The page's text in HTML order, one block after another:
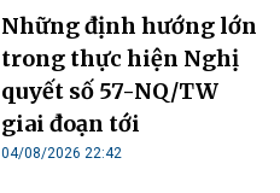
Những định hướng lớn
trong thực hiện Nghị
quyết số 57-NQ/TW
giai đoạn tới
04/08/2026 22:42